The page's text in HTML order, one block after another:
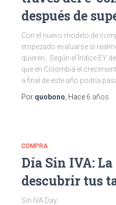
después de
Con el nuevo modelo de
empezado evaluarse si
quieren. Según el Índice EY
que en Colombia el
a final de este año podría
Por quobono , Hace 6 años
COMPRA
Día Sin IVA:
descubrir tus
Sin IVA Day